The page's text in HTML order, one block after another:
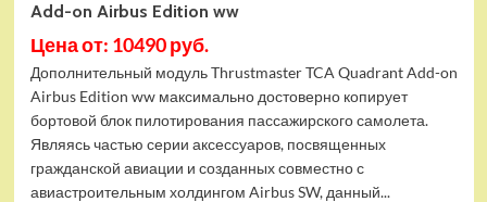
Add-on Airbus Edition ww
Цена от: 10490 руб.
Дополнительный модуль Thrustmaster TCA Quadrant Add-on
Airbus Edition ww максимально достоверно копирует
бортовой блок пилотирования пассажирского самолета.
Являясь частью серии аксессуаров, посвященных
гражданской авиации и созданных совместно с
авиастроительным холдингом Airbus SW, данный...